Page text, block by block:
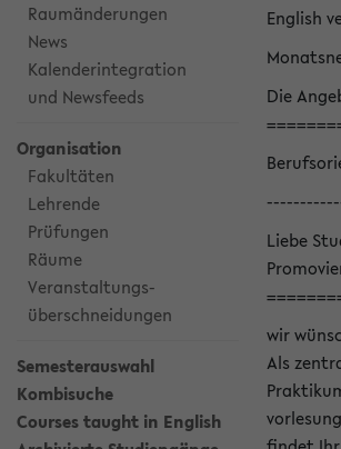
Raumänderungen
News
Kalenderintegration
und Newsfeeds
Organisation
Fakultäten
Lehrende
Prüfungen
Räume
Veranstaltungs-
überschneidungen
Semesterauswahl
Kombisuche
Courses taught in English
English
Die
Liebe
wir
Als